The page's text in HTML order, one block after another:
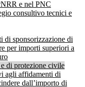
e nel PNC
consultivo tecnici e
di sponsorizzazione di
per importi superiori a
di protezione civile
agli affidamenti di
dall’importo di